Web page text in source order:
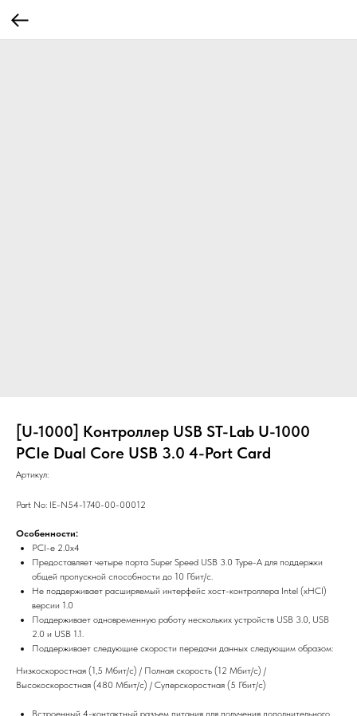
[U-1000] Контроллер USB ST-Lab U-1000
PCIe Dual Core USB 3.0 4-Port Card
Артикул:
Part No: IE-N54-1740-00-00012
Особенности:
PCI-e 2.0x4
Предоставляет четыре порта Super Speed USB 3.0 Type-A для поддержки
общей пропускной способности до 10 Гбит/с.
Не поддерживает расширяемый интерфейс хост-контроллера Intel (xHCI)
версии 1.0
Поддерживает одновременную работу нескольких устройств USB 3.0, USB
2.0 и USB 1.1.
Поддерживает следующие скорости передачи данных следующим образом:
Низкоскоростная (1,5 Мбит/с) / Полная скорость (12 Мбит/с) /
Высокоскоростная (480 Мбит/с) / Суперскоростная (5 Гбит/с)
Встроенный 4-контактный разъем питания для получения дополнительного